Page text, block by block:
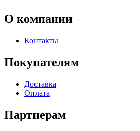
О компании
Контакты
Покупателям
Доставка
Оплата
Партнерам